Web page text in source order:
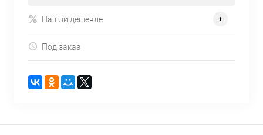
Нашли дешевле
Под заказ